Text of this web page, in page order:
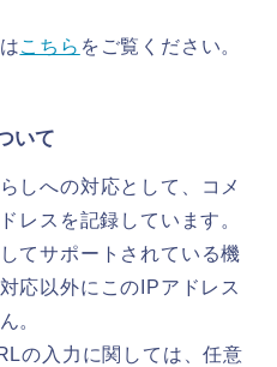
こちら をご覧ください。
いて
しへの対応として、コメ
レスを記録しています。
てサポートされている機
応以外にこのIPアドレス
。
の入力に関しては、任意